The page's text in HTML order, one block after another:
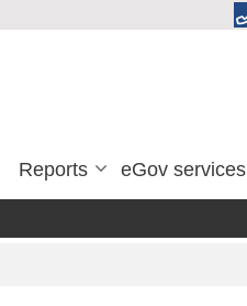
Reports eGov services